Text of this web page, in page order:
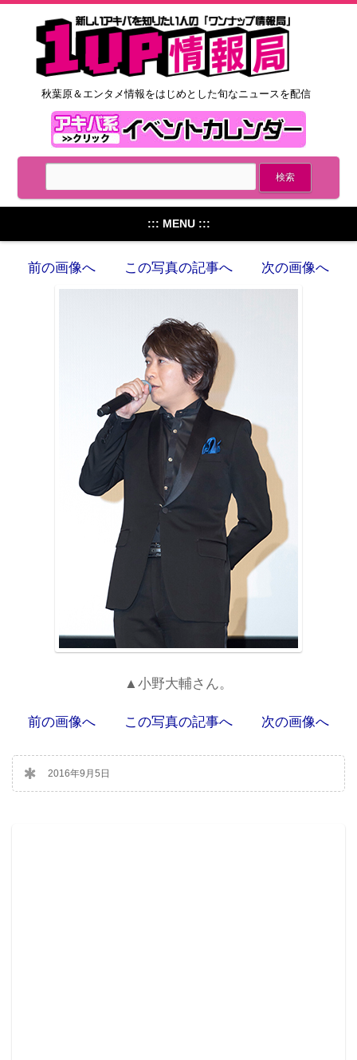
秋葉原＆エンタメ情報をはじめとした旬なニュースを配信
::: MENU :::
前の画像へ この写真の記事へ 次の画像へ
▲小野大輔さん。
前の画像へ この写真の記事へ 次の画像へ
2016年9月5日